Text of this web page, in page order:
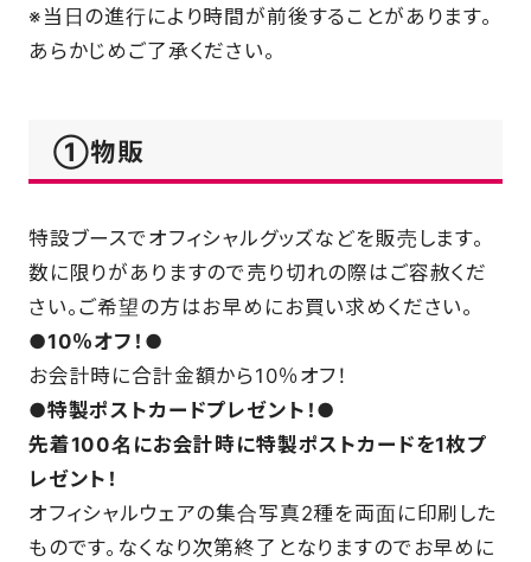
※当日の進行により時間が前後することがあります。
あらかじめご了承ください。
①物販
特設ブースでオフィシャルグッズなどを販売します。
数に限りがありますので売り切れの際はご容赦くだ
さい。ご希望の方はお早めにお買い求めください。
●10％オフ！●
お会計時に合計金額から10％オフ！
●特製ポストカードプレゼント！●
先着100名にお会計時に特製ポストカードを1枚プ
レゼント！
オフィシャルウェアの集合写真2種を両面に印刷した
ものです。なくなり次第終了となりますのでお早めに